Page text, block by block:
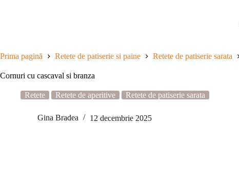
Prima pagină Retete de patiserie si paine Retete de patiserie sarata
Cornuri cu cascaval si branza
Retete Retete de aperitive Retete de patiserie sarata
Gina Bradea 12 decembrie 2025